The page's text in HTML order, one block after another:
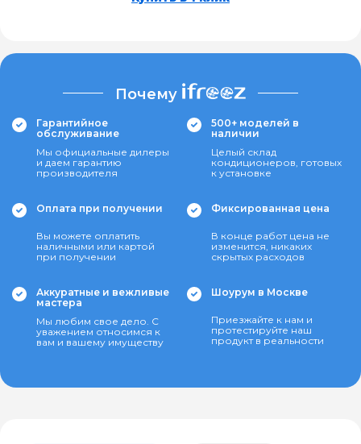
Почему
Гарантийное
обслуживание
Мы официальные дилеры
и даем гарантию
производителя
500+ моделей в
наличии
Целый склад
кондиционеров, готовых
к установке
Оплата при получении
Вы можете оплатить
наличными или картой
при получении
Фиксированная цена
В конце работ цена не
изменится, никаких
скрытых расходов
Аккуратные и вежливые
мастера
Мы любим свое дело. С
уважением относимся к
вам и вашему имуществу
Шоурум в Москве
Приезжайте к нам и
протестируйте наш
продукт в реальности